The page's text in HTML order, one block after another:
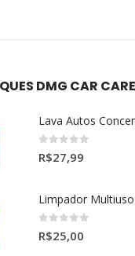
DMG CAR CARE
out of 5
R$27,99
out of 5
R$25,00